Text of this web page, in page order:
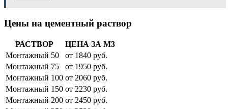
Цены на цементный раствор
РАСТВОР
ЦЕНА ЗА М3
Монтажный 50
от 1840 руб.
Монтажный 75
от 1950 руб.
Монтажный 100 от 2060 руб.
Монтажный 150 от 2230 руб.
Монтажный 200 от 2450 руб.